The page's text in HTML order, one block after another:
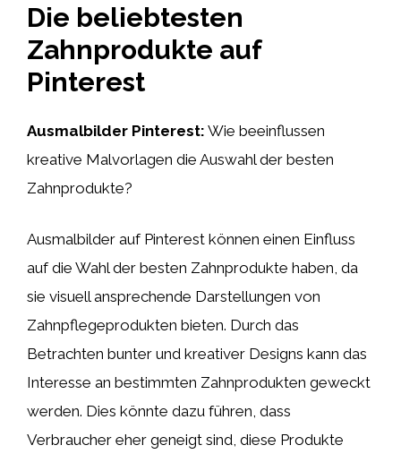
Die beliebtesten
Zahnprodukte auf
Pinterest
Ausmalbilder Pinterest: Wie beeinflussen
kreative Malvorlagen die Auswahl der besten
Zahnprodukte?
Ausmalbilder auf Pinterest können einen Einfluss
auf die Wahl der besten Zahnprodukte haben, da
sie visuell ansprechende Darstellungen von
Zahnpflegeprodukten bieten. Durch das
Betrachten bunter und kreativer Designs kann das
Interesse an bestimmten Zahnprodukten geweckt
werden. Dies könnte dazu führen, dass
Verbraucher eher geneigt sind, diese Produkte